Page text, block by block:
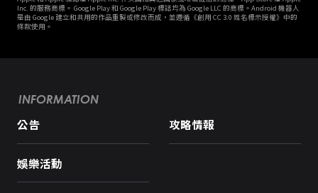
Inc. 的服務商標。 Google Play 和 Google Play 標誌均為 Google LLC 的商標。Android 機器人
是由 Google 建立和共用的作品重製或修改而成，並遵循《創用 CC 3.0 姓名標示授權》中的
條款使用。
INFORMATION
公告 攻略情報
娛樂活動